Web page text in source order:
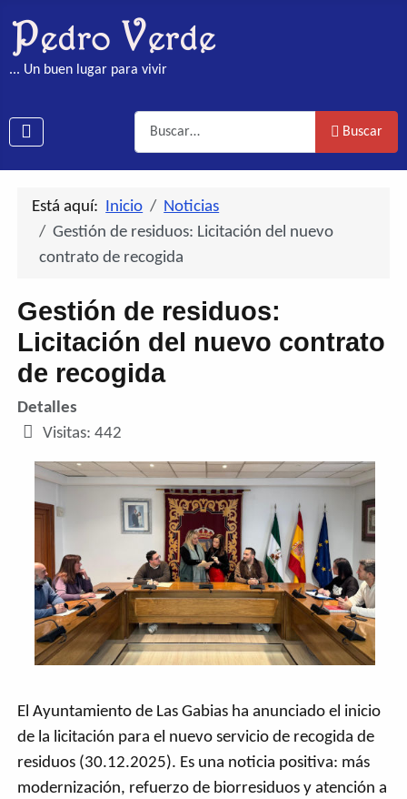
... Un buen lugar para vivir
Buscar
Buscar
Está aquí: Inicio
Noticias
Gestión de residuos: Licitación del nuevo
contrato de recogida
Gestión de residuos:
Licitación del nuevo contrato
de recogida
Detalles
Visitas: 442
El Ayuntamiento de Las Gabias ha anunciado el inicio
de la licitación para el nuevo servicio de recogida de
residuos (30.12.2025). Es una noticia positiva: más
modernización, refuerzo de biorresiduos y atención a